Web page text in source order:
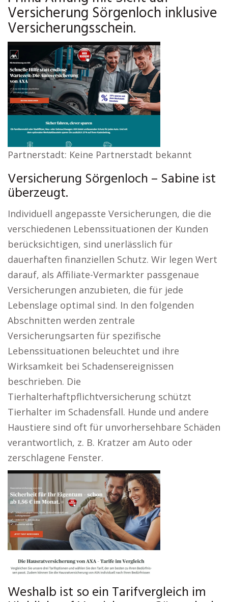
Versicherung Sörgenloch inklusive
Versicherungsschein.
Partnerstadt: Keine Partnerstadt bekannt
Versicherung Sörgenloch – Sabine ist
überzeugt.
Individuell angepasste Versicherungen, die die
verschiedenen Lebenssituationen der Kunden
berücksichtigen, sind unerlässlich für
dauerhaften finanziellen Schutz. Wir legen Wert
darauf, als Affiliate-Vermarkter passgenaue
Versicherungen anzubieten, die für jede
Lebenslage optimal sind. In den folgenden
Abschnitten werden zentrale
Versicherungsarten für spezifische
Lebenssituationen beleuchtet und ihre
Wirksamkeit bei Schadensereignissen
beschrieben. Die
Tierhalterhaftpflichtversicherung schützt
Tierhalter im Schadensfall. Hunde und andere
Haustiere sind oft für unvorhersehbare Schäden
verantwortlich, z. B. Kratzer am Auto oder
zerschlagene Fenster.
Weshalb ist so ein Tarifvergleich im